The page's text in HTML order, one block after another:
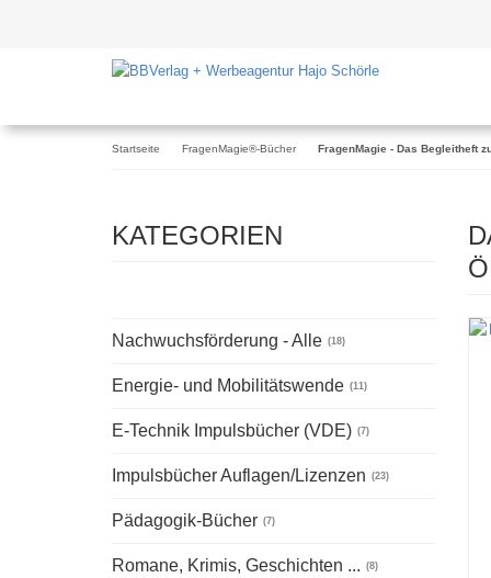
Startseite FragenMagie®-Bücher FragenMagie - Das Begleitheft
KATEGORIEN
Nachwuchsförderung - Alle (18)
Energie- und Mobilitätswende (11)
E-Technik Impulsbücher (VDE) (7)
Impulsbücher Auflagen/Lizenzen (23)
Pädagogik-Bücher (7)
Romane, Krimis, Geschichten ... (8)